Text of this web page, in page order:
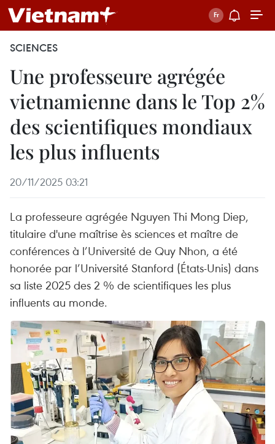
SCIENCES
Une professeure agrégée
vietnamienne dans le Top 2%
des scientifiques mondiaux
les plus influents
20/11/2025 03:21
La professeure agrégée Nguyen Thi Mong Diep,
titulaire d'une maîtrise ès sciences et maître de
conférences à l’Université de Quy Nhon, a été
honorée par l’Université Stanford (États-Unis) dans
sa liste 2025 des 2 % de scientifiques les plus
influents au monde.